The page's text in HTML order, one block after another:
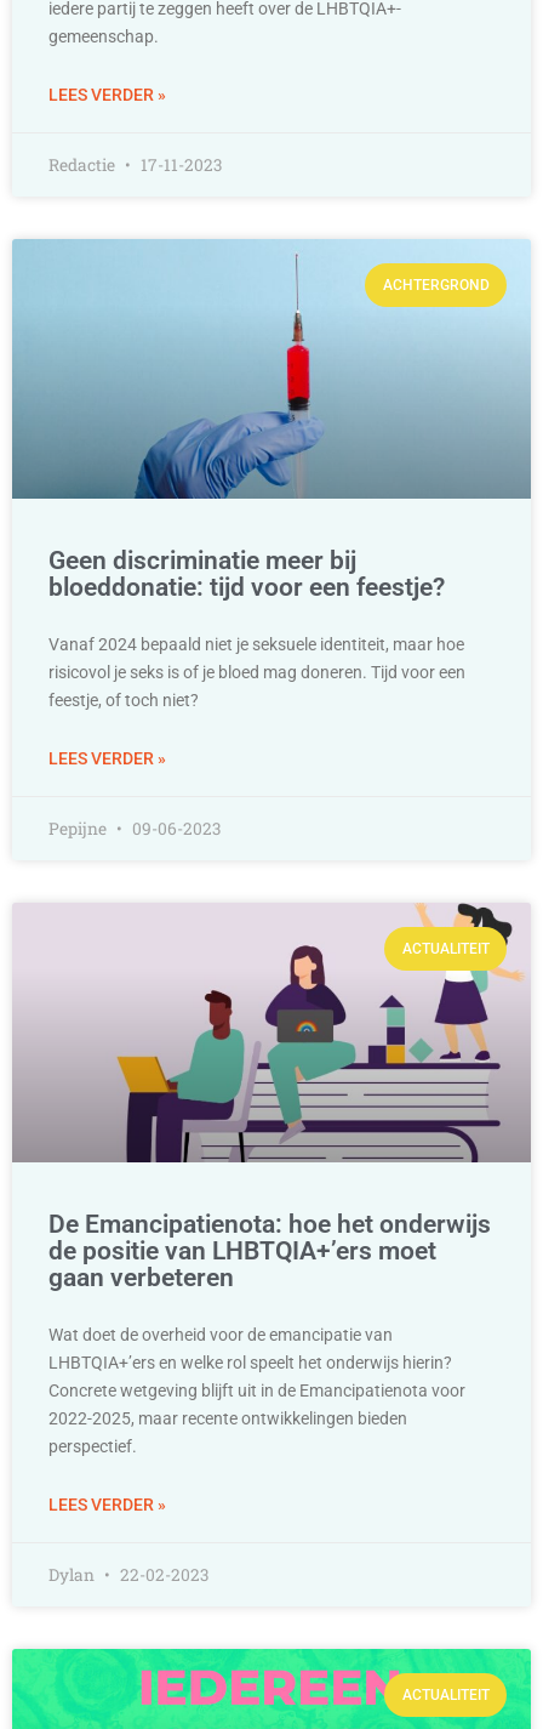
iedere partij te zeggen heeft over de LHBTQIA+-
gemeenschap.
LEES VERDER »
Redactie 17-11-2023
ACHTERGROND
Geen discriminatie meer bij
bloeddonatie: tijd voor een feestje?
Vanaf 2024 bepaald niet je seksuele identiteit, maar hoe
risicovol je seks is of je bloed mag doneren. Tijd voor een
feestje, of toch niet?
LEES VERDER »
Pepijne 09-06-2023
ACTUALITEIT
De Emancipatienota: hoe het onderwijs
de positie van LHBTQIA+’ers moet
gaan verbeteren
Wat doet de overheid voor de emancipatie van
LHBTQIA+’ers en welke rol speelt het onderwijs hierin?
Concrete wetgeving blijft uit in de Emancipatienota voor
2022-2025, maar recente ontwikkelingen bieden
perspectief.
LEES VERDER »
Dylan 22-02-2023
ACTUALITEIT